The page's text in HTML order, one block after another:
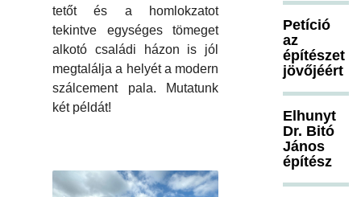
tetőt és a homlokzatot
tekintve egységes tömeget
alkotó családi házon is jól
megtalálja a helyét a modern
szálcement pala. Mutatunk
két példát!
Petíció
az
építészet
jövőjéért
Elhunyt
Dr. Bitó
János
építész